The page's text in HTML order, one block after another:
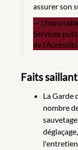
assurer son
Services
de
Faits
La Garde
nombre